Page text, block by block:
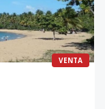
VENTA